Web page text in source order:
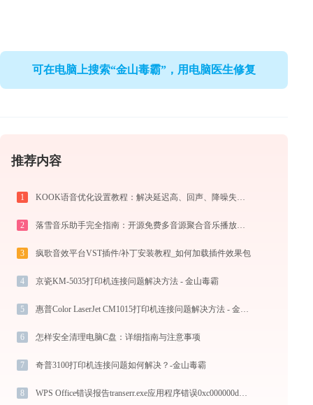
可在电脑上搜索“金山毒霸”，用电脑医生修复
推荐内容
1
2
3 疯歌音效平台VST插件/补丁安装教程_如何加载插件效果包
4 京瓷KM-5035打印机连接问题解决方法 - 金山毒霸
5
6 怎样安全清理电脑C盘：详细指南与注意事项
7 奇普3100打印机连接问题如何解决？-金山毒霸
8